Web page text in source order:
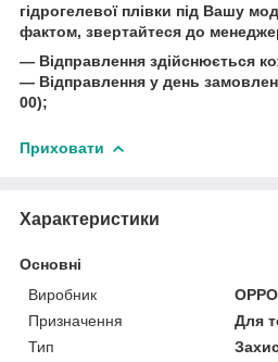
гідрогелевої плівки під Вашу
фактом, звертайтеся до
― Відправлення здійснюється
― Відправлення у день
00);
Приховати
Характеристики
Основні
Виробник
OPPO
Призначення
Для
Тип